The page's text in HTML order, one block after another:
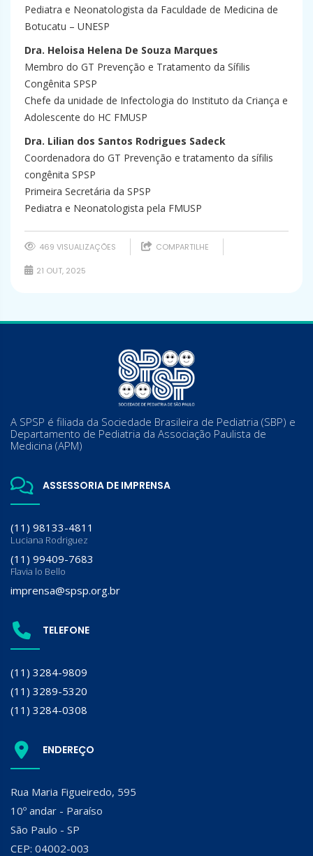
Pediatra e Neonatologista da Faculdade de Medicina de
Botucatu – UNESP
Dra. Heloisa Helena De Souza Marques
Membro do GT Prevenção e Tratamento da Sífilis
Congênita SPSP
Chefe da unidade de Infectologia do Instituto da Criança e
Adolescente do HC FMUSP
Dra. Lilian dos Santos Rodrigues Sadeck
Coordenadora do GT Prevenção e tratamento da sífilis
congênita SPSP
Primeira Secretária da SPSP
Pediatra e Neonatologista pela FMUSP
469 VISUALIZAÇÕES COMPARTILHE
21 OUT, 2025
A SPSP é filiada da Sociedade Brasileira de Pediatria (SBP) e
Departamento de Pediatria da Associação Paulista de
Medicina (APM)
ASSESSORIA DE IMPRENSA
(11) 98133-4811
Luciana Rodriguez
(11) 99409-7683
Flavia lo Bello
imprensa@spsp.org.br
TELEFONE
(11) 3284-9809
(11) 3289-5320
(11) 3284-0308
ENDEREÇO
Rua Maria Figueiredo, 595
10º andar - Paraíso
São Paulo - SP
CEP: 04002-003